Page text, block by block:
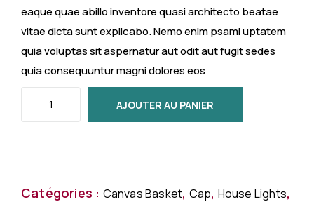
eaque quae abillo inventore quasi architecto beatae
vitae dicta sunt explicabo. Nemo enim psaml uptatem
quia voluptas sit aspernatur aut odit aut fugit sedes
quia consequuntur magni dolores eos
AJOUTER AU PANIER
Catégories : Canvas Basket, Cap, House Lights,